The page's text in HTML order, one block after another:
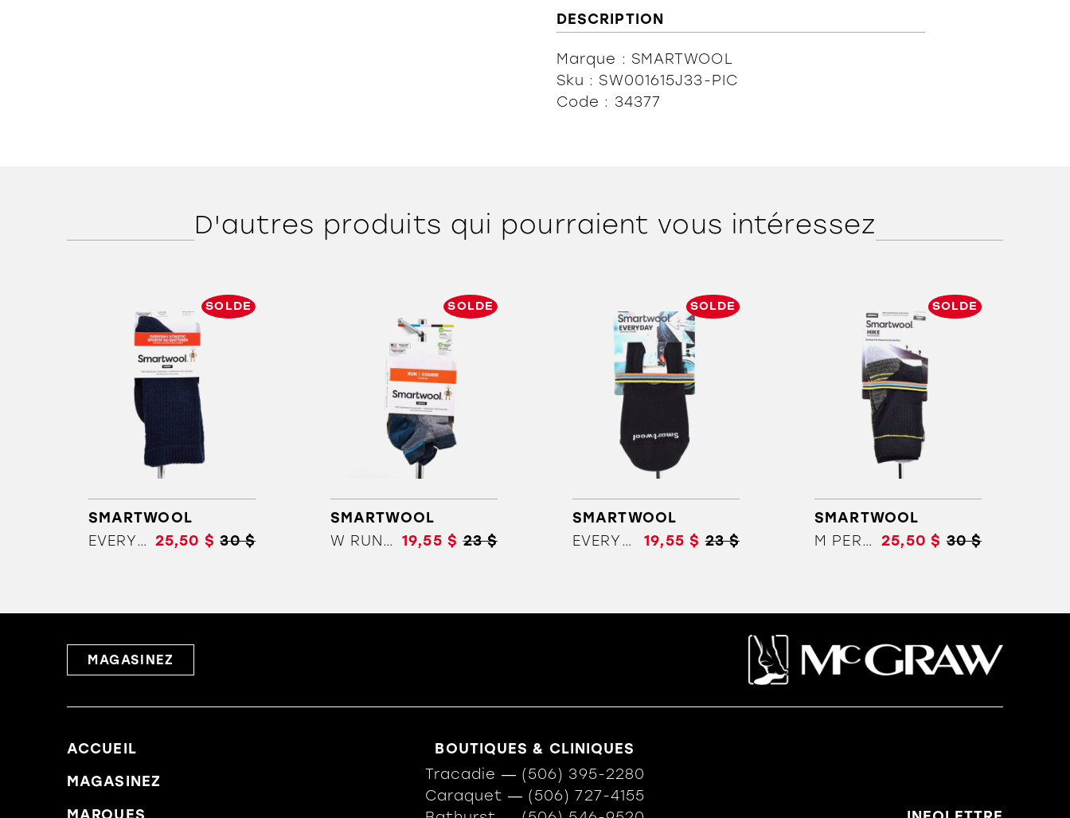
ORTHÈSES MARQUES
DESCRIPTION
Marque : SMARTWOOL
Sku : SW001615J33-PIC
Code : 34377
D'autres produits qui pourraient vous intéressez
SOLDE
SMARTWOOL
EVERYDAY ATHLETIC CREW 25,50 $ 30 $
SOLDE
SMARTWOOL
W RUN ZERO LOW 19,55 $ 23 $
SOLDE
SMARTWOOL
EVERYDAY NO SHOW
19,55 $ 23 $
SOLDE
SMARTWOOL
M PERF HIKE LIGHT CUSHION MID
25,50 $ 30 $
MAGASINEZ
ACCUEIL
MAGASINEZ
BOUTIQUES & CLINIQUES
Tracadie ― (506) 395-2280
Caraquet ― (506) 727-4155